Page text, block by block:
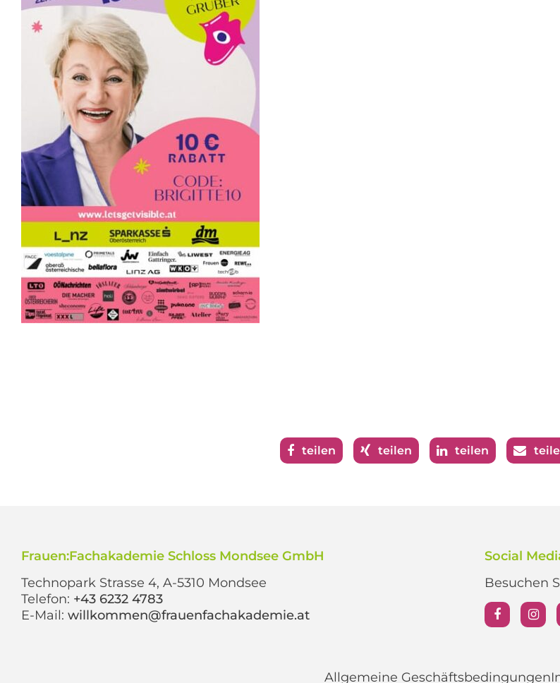
teilen teilen teilen
Frauen:Fachakademie Schloss Mondsee GmbH
Technopark Strasse 4, A-5310 Mondsee
Telefon: +43 6232 4783
E-Mail: willkommen@frauenfachakademie.at
Social
Besuchen
Allgemeine Geschäftsbedingungen